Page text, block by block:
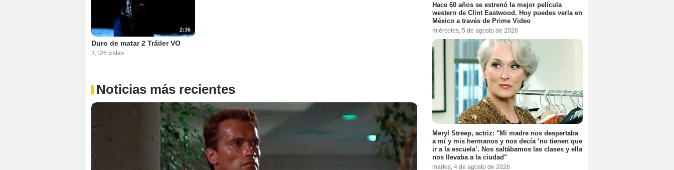
2:36
Duro de matar 2 Tráiler VO
3,126 vistas
Noticias más recientes
Hace 60 años se estrenó la mejor película
western de Clint Eastwood. Hoy puedes verla en
México a través de Prime Video
miércoles, 5 de agosto de 2026
Meryl Streep, actriz: "Mi madre nos despertaba
a mí y mis hermanos y nos decía ‘no tienen que
ir a la escuela’. Nos saltábamos las clases y ella
nos llevaba a la ciudad"
martes, 4 de agosto de 2026